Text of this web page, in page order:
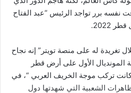
نفسه برر تواجد الرئيس “عبد الفتاح
2022.
تغريدة له على منصة تويتر” إنه نجاح
المونديال الأول على أرض قطر
كانت تركب موجة الخريف العربي “، في
الشعبية التي شهدتها دول